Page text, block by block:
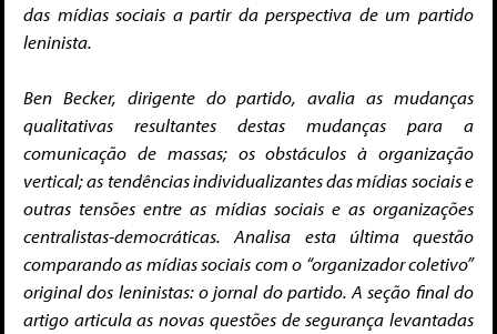
das mídias sociais a partir da perspectiva de um partido
leninista.
Ben Becker, dirigente do partido, avalia as mudanças
qualitativas resultantes destas mudanças para a
comunicação de massas; os obstáculos à organização
vertical; as tendências individualizantes das mídias sociais e
outras tensões entre as mídias sociais e as organizações
centralistas-democráticas. Analisa esta última questão
comparando as mídias sociais com o “organizador coletivo”
original dos leninistas: o jornal do partido. A seção final do
artigo articula as novas questões de segurança levantadas